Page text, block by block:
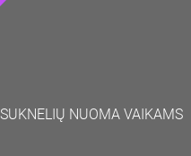
SUKNELIŲ NUOMA VAIKAMS